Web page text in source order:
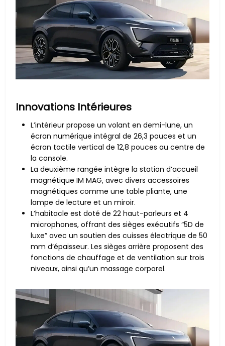
Innovations Intérieures
L’intérieur propose un volant en demi-lune, un
écran numérique intégral de 26,3 pouces et un
écran tactile vertical de 12,8 pouces au centre de
la console.
La deuxième rangée intègre la station d’accueil
magnétique IM MAG, avec divers accessoires
magnétiques comme une table pliante, une
lampe de lecture et un miroir.
L’habitacle est doté de 22 haut-parleurs et 4
microphones, offrant des sièges exécutifs “5D de
luxe” avec un soutien des cuisses électrique de 50
mm d’épaisseur. Les sièges arrière proposent des
fonctions de chauffage et de ventilation sur trois
niveaux, ainsi qu’un massage corporel.